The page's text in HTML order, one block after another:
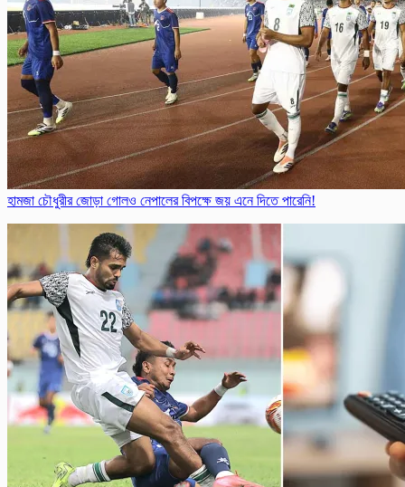
হামজা চৌধুরীর জোড়া গোলও নেপালের বিপক্ষে জয় এনে দিতে পারেনি!